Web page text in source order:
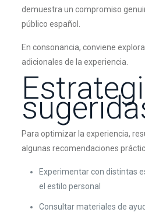
demuestra un compromiso
público español.
En consonancia, conviene
adicionales de la experiencia.
Para optimizar la experiencia,
algunas recomendaciones
Experimentar con distintas
el estilo personal
Consultar materiales de